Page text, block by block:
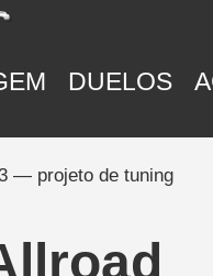
DUELOS
— projeto de tuning